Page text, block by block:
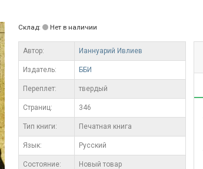
Склад: Нет в наличии
Автор: Ианнуарий Ивлиев
Издатель: ББИ
Переплет: твердый
Cтраниц: 346
Тип книги: Печатная книга
Язык: Русский
Состояние: Новый товар